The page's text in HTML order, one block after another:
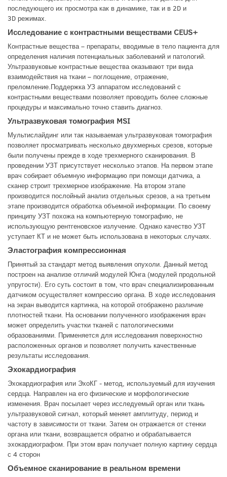
последующего их просмотра как в динамике, так и в 2D и
3D режимах.
Исследование с контрастными веществами CEUS+
Контрастные вещества – препараты, вводимые в тело пациента для
определения наличия потенциальных заболеваний и патологий.
Ультразвуковые контрастные вещества оказывают три вида
взаимодействия на ткани – поглощение, отражение,
преломление.Поддержка УЗ аппаратом исследований с
контрастными веществами позволяет проводить более сложные
процедуры и максимально точно ставить диагноз.
Ультразвуковая томография MSI
Мультислайдинг или так называемая ультразвуковая томография
позволяет просматривать несколько двухмерных срезов, которые
были получены прежде в ходе трехмерного сканирования. В
проведении УЗТ присутствует несколько этапов. На первом этапе
врач собирает объемную информацию при помощи датчика, а
сканер строит трехмерное изображение. На втором этапе
производится послойный анализ отдельных срезов, а на третьем
этапе производится обработка объемной информации. По своему
принципу УЗТ похожа на компьютерную томографию, не
использующую рентгеновское излучение. Однако качество УЗТ
уступает КТ и не может быть использована в некоторых случаях.
Эластография компрессионная
Принятый за стандарт метод выявления опухоли. Данный метод
построен на анализе отличий модулей Юнга (модулей продольной
упругости). Его суть состоит в том, что врач специализированным
датчиком осуществляет компрессию органа. В ходе исследования
на экран выводится картинка, на которой отображено различие
плотностей ткани. На основании полученного изображения врач
может определить участки тканей с патологическими
образованиями. Применяется для исследования поверхностно
расположенных органов и позволяет получить качественные
результаты исследования.
Эхокардиография
Эхокардиография или ЭхоКГ - метод, используемый для изучения
сердца. Направлен на его физические и морфологические
изменения. Врач посылает через исследуемый орган или ткань
ультразвуковой сигнал, который меняет амплитуду, период и
частоту в зависимости от ткани. Затем он отражается от стенки
органа или ткани, возвращается обратно и обрабатывается
эхокардиографом. При этом врач получает полную картину сердца
с 4 сторон
Объемное сканирование в реальном времени